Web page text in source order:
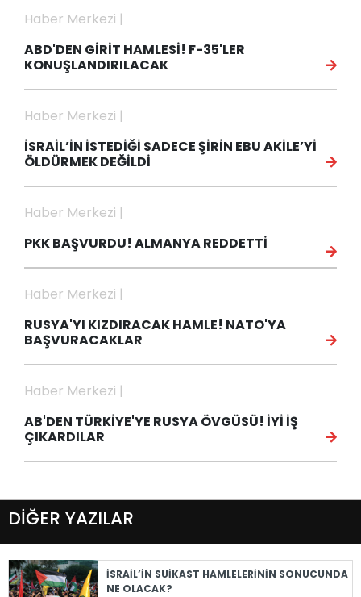
Haber Merkezi |
ABD'DEN GİRİT HAMLESİ! F-35'LER
KONUŞLANDIRILACAK
Haber Merkezi |
İSRAİL’İN İSTEDİĞİ SADECE ŞİRİN EBU AKİLE’Yİ
ÖLDÜRMEK DEĞİLDİ
Haber Merkezi |
PKK BAŞVURDU! ALMANYA REDDETTİ
Haber Merkezi |
RUSYA'YI KIZDIRACAK HAMLE! NATO'YA
BAŞVURACAKLAR
Haber Merkezi |
AB'DEN TÜRKİYE'YE RUSYA ÖVGÜSÜ! İYİ İŞ
ÇIKARDILAR
DİĞER YAZILAR
İSRAİL’İN SUİKAST HAMLELERİNİN SONUCUNDA
NE OLACAK?